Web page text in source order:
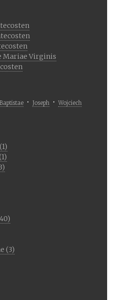
Mariae Virginis
Joseph Wojciech
(3)